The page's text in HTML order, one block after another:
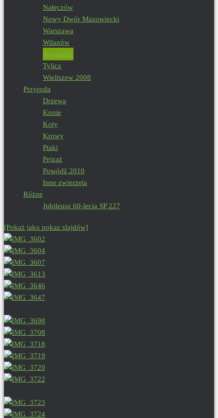
Nałęczów
Nowy Dwór Mazowiecki
Warszawa
Wilanów
Suwalskie
Tylicz
Wieliszew 2008
Przyroda
Drzewa
Konie
Koty
Krowy
Ptaki
Pejzaż
Powódź 2010
Inne zwierzęta
Różne
Jubileusz 60-lecia SP 227
[Pokaż jako pokaz slajdów]